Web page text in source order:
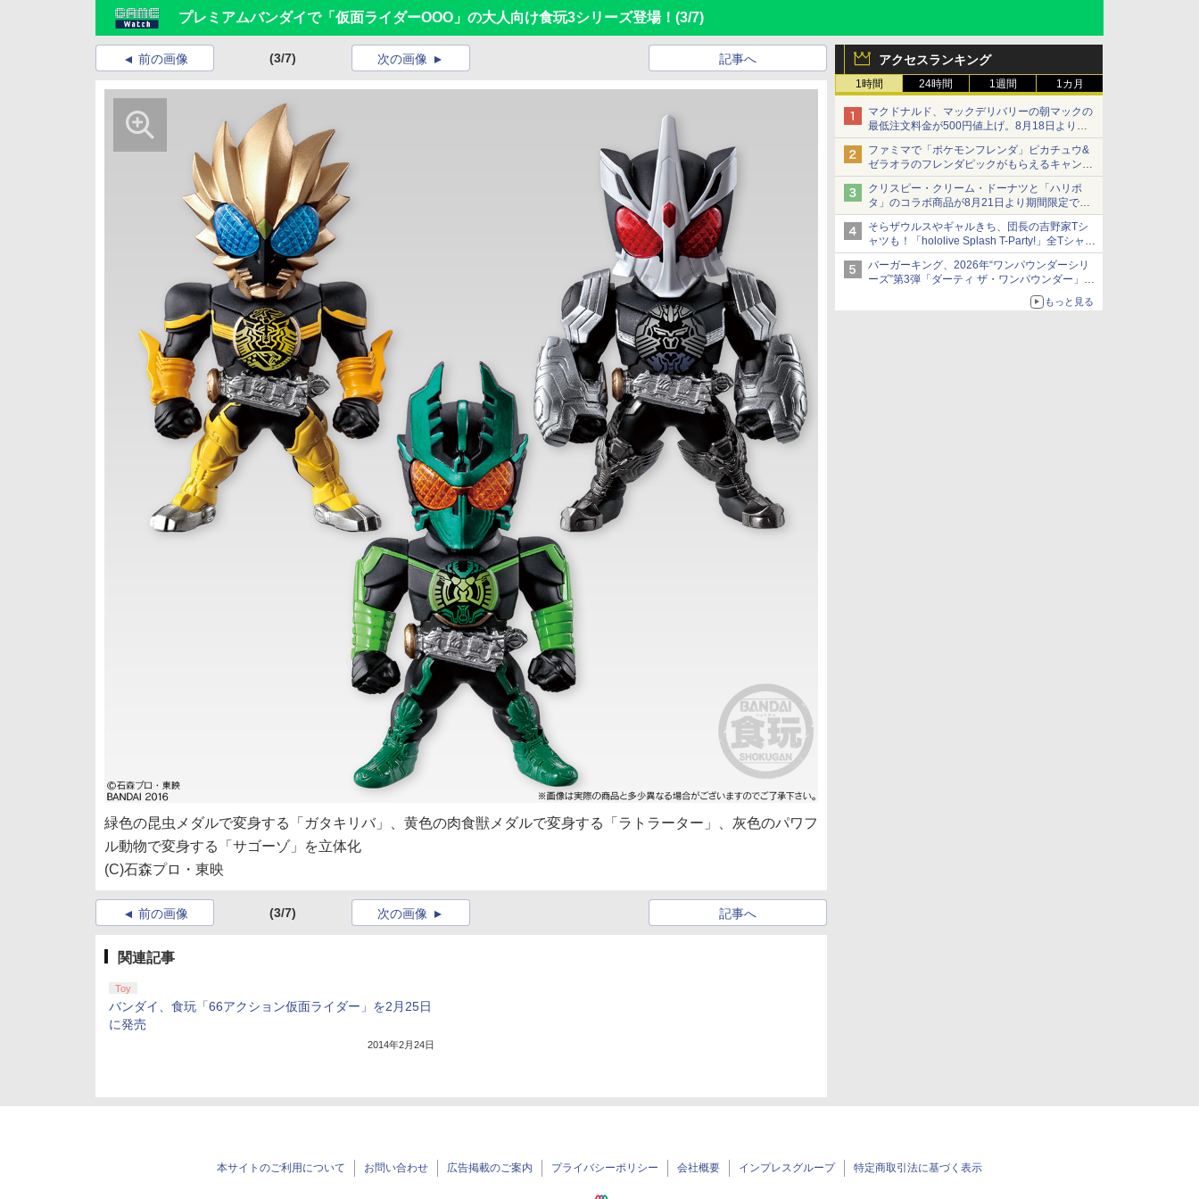
プレミアムバンダイで「仮面ライダーOOO」の大人向け食玩3シリーズ登場！ (3/7)
アクセスランキング
1時間 24時間 1週間 1カ月
マクドナルド、マックデリバリーの朝マックの
最低注文料金が500円値上げ。8月18日より
1,500円から受付
ファミマで「ポケモンフレンダ」ピカチュウ&
ゼラオラのフレンダピックがもらえるキャンペ
ーン開催！
クリスピー・クリーム・ドーナツと「ハリポ
タ」のコラボ商品が8月21日より期間限定で発
売
組分け帽子ドーナツなど見た目も楽しい商品が
登場
そらザウルスやギャルきち、団長の吉野家Tシ
ャツも！「hololive Splash T-Party!」全Tシャツ
ラインナップ公開＆オンライン販売開始
バーガーキング、2026年“ワンパウンダーシリ
ーズ”第3弾「ダーティ ザ・ワンパウンダー」を
「特製ガーリックマヨソース」を使用した超大
もっと見る
前の画像 (3/7) 記事へ
次の画像
緑色の昆虫メダルで変身する「ガタキリバ」、黄色の肉食獣メダルで変身する「ラトラーター」、灰色のパワフ
ル動物で変身する「サゴーゾ」を立体化
(C)石森プロ・東映
前の画像 (3/7) 記事へ
次の画像
関連記事
Toy
バンダイ、食玩「66アクション仮面ライダー」を2月25日
に発売
2014年2月24日
本サイトのご利用について お問い合わせ 広告掲載のご案内 プライバシーポリシー 会社概要 インプレスグループ 特定商取引法に基づく表示